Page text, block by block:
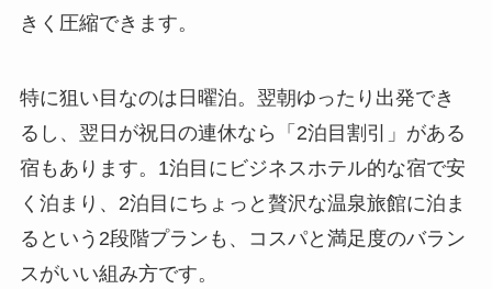
きく圧縮できます。
特に狙い目なのは日曜泊。翌朝ゆったり出発でき
るし、翌日が祝日の連休なら「2泊目割引」がある
宿もあります。1泊目にビジネスホテル的な宿で安
く泊まり、2泊目にちょっと贅沢な温泉旅館に泊ま
るという2段階プランも、コスパと満足度のバラン
スがいい組み方です。